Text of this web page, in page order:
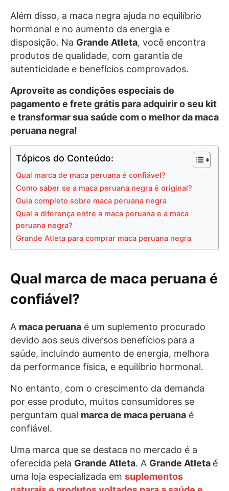
Além disso, a maca negra ajuda no equilíbrio
hormonal e no aumento da energia e
disposição. Na Grande Atleta, você encontra
produtos de qualidade, com garantia de
autenticidade e benefícios comprovados.
Aproveite as condições especiais de
pagamento e frete grátis para adquirir o seu kit
e transformar sua saúde com o melhor da maca
peruana negra!
Tópicos do Conteúdo:
Qual marca de maca peruana é confiável?
Como saber se a maca peruana negra é original?
Guia completo sobre maca peruana negra
Qual a diferença entre a maca peruana e a maca
peruana negra?
Grande Atleta para comprar maca peruana negra
Qual marca de maca peruana é
confiável?
A maca peruana é um suplemento procurado
devido aos seus diversos benefícios para a
saúde, incluindo aumento de energia, melhora
da performance física, e equilíbrio hormonal.
No entanto, com o crescimento da demanda
por esse produto, muitos consumidores se
perguntam qual marca de maca peruana é
confiável.
Uma marca que se destaca no mercado é a
oferecida pela Grande Atleta. A Grande Atleta é
uma loja especializada em suplementos